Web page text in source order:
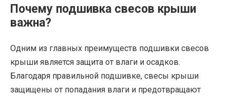
Почему подшивка свесов крыши
важна?
Одним из главных преимуществ подшивки свесов
крыши является защита от влаги и осадков.
Благодаря правильной подшивке, свесы крыши
защищены от попадания влаги и предотвращают